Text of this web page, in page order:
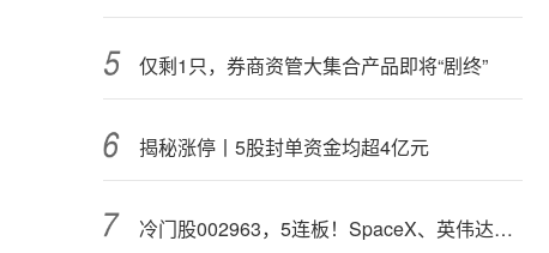
仅剩1只，券商资管大集合产品即将“剧终”
揭秘涨停丨5股封单资金均超4亿元
冷门股002963，5连板！SpaceX、英伟达联手，入局太空算力（附股）